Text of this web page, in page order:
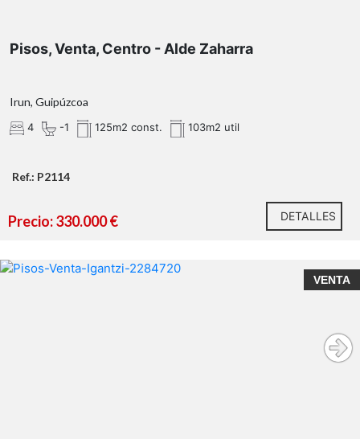
Pisos, Venta, Centro - Alde Zaharra
Irun, Guipúzcoa
4 -1 125m2 const. 103m2 util
Ref.: P2114
Precio: 330.000 € DETALLES
VENTA